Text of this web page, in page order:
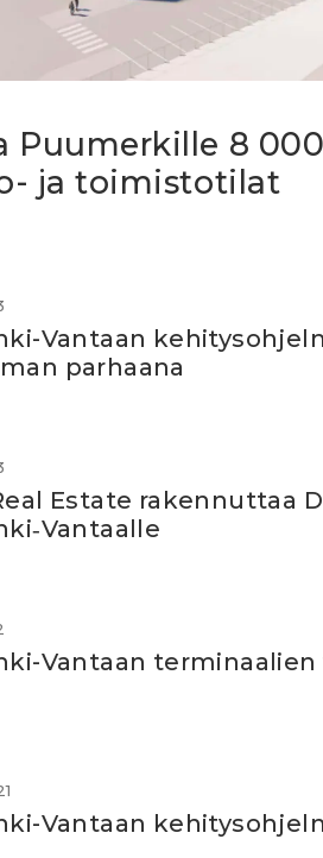
Puumerkille 8 000
ja toimistotilat
Vantaan
parhaana
Estate rakennuttaa
Vantaan
Vantaan